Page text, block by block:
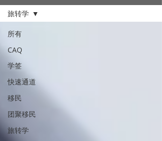
所有
CAQ
学签
快速通道
移民
团聚移民
旅转学
旅转学